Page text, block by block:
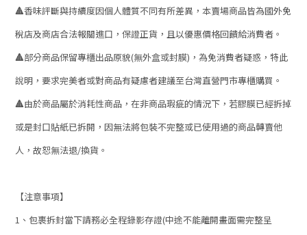
🔺香味評斷與持續度因個人體質不同有所差異，本賣場商品皆為國外免
稅店及商店合法報關進口，保證正貨，且以優惠價格回饋給消費者。
🔺部分商品保留專櫃出品原貌(無外盒或封膜) ，為免消費者疑惑，特此
說明，要求完美者或對商品有疑慮者建議至台灣直營門市專櫃購買。
🔺由於商品屬於消耗性商品，在非商品瑕疵的情況下，若膠膜已經拆掉
或是封口貼紙已拆開，因無法將包裝不完整或已使用過的商品轉賣他
人，故恕無法退/換貨。
【注意事項】
1 、包裹拆封當下請務必全程錄影存證(中途不能離開畫面需完整呈